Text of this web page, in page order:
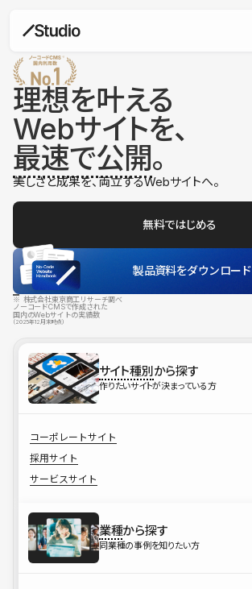
理想を叶える
Webサイトを、
最速で公開。
美しさと成果を、両立するWebサイトへ。
無料ではじめる
製品資料をダウンロード
※ 株式会社東京商工リサーチ調べ
ノーコードCMSで作成された
国内のWebサイトの実績数
（2025年12月末時点）
サイト種別から探す
作りたいサイトが決まっている方
コーポレートサイト
採用サイト
サービスサイト
業種から探す
同業種の事例を知りたい方